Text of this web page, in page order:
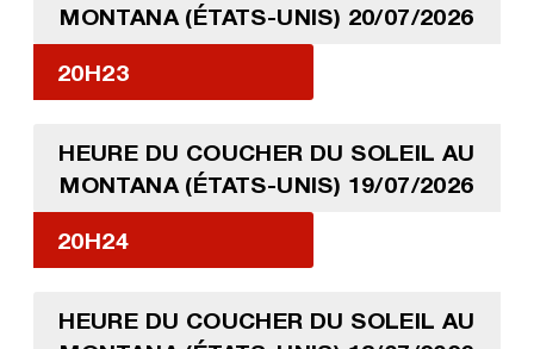
MONTANA (ÉTATS-UNIS) 20/07/2026
20H23
HEURE DU COUCHER DU SOLEIL AU
MONTANA (ÉTATS-UNIS) 19/07/2026
20H24
HEURE DU COUCHER DU SOLEIL AU